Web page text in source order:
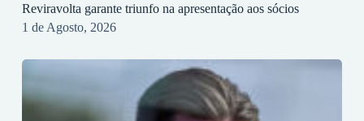
Reviravolta garante triunfo na apresentação aos sócios
1 de Agosto, 2026